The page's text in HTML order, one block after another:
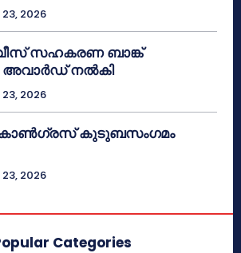
2026
സഹകരണ ബാങ്ക്
അവാർഡ് നൽകി
2026
കോൺഗ്രസ് കുടുബസംഗമം
2026
Categories